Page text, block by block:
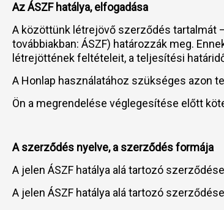
Az ÁSZF hatálya, elfogadása
A közöttünk létrejövő szerződés tartalmát
továbbiakban: ÁSZF) határozzák meg.
létrejöttének feltételeit, a teljesítési
A Honlap használatához szükséges azon
Ön a megrendelése véglegesítése előtt
A szerződés nyelve, a szerződés formája
A jelen ÁSZF hatálya alá tartozó
A jelen ÁSZF hatálya alá tartozó